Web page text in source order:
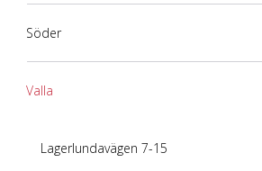
Söder
Valla
Lagerlundavägen 7-15